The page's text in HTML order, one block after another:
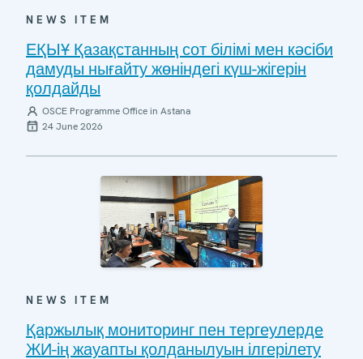
NEWS ITEM
ЕҚЫҰ Қазақстанның сот білімі мен кәсіби
дамуды нығайту жөніндегі күш-жігерін
қолдайды
OSCE Programme Office in Astana
24 June 2026
NEWS ITEM
Қаржылық мониторинг пен тергеулерде
ЖИ-ің жауапты қолданылуын ілгерілету